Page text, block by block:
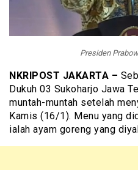
Presiden
NKRIPOST JAKARTA –
Dukuh 03 Sukoharjo Jawa
muntah-muntah setelah
Kamis (16/1). Menu yang
ialah ayam goreng yang